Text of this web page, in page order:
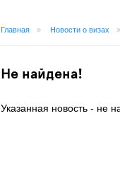
Главная » Новости о визах »
Не найдена!
Указанная новость - не